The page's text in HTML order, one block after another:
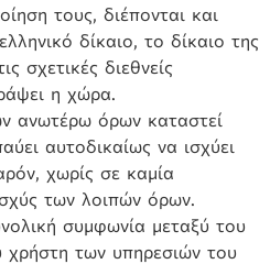
τους, διέπονται και
δίκαιο, το δίκαιο της
σχετικές διεθνείς
η χώρα.
ανωτέρω όρων καταστεί
αυτοδικαίως να ισχύει
χωρίς σε καμία
των λοιπών όρων.
συμφωνία μεταξύ του
χρήστη των υπηρεσιών του